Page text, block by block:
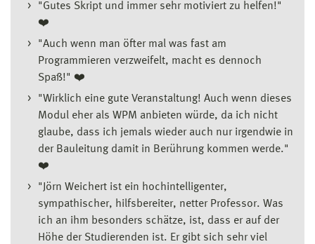
"Gutes Skript und immer sehr motiviert zu helfen!"
❤️
"Auch wenn man öfter mal was fast am
Programmieren verzweifelt, macht es dennoch
Spaß!" ❤️
"Wirklich eine gute Veranstaltung! Auch wenn dieses
Modul eher als WPM anbieten würde, da ich nicht
glaube, dass ich jemals wieder auch nur irgendwie in
der Bauleitung damit in Berührung kommen werde."
❤️
"Jörn Weichert ist ein hochintelligenter,
sympathischer, hilfsbereiter, netter Professor. Was
ich an ihm besonders schätze, ist, dass er auf der
Höhe der Studierenden ist. Er gibt sich sehr viel